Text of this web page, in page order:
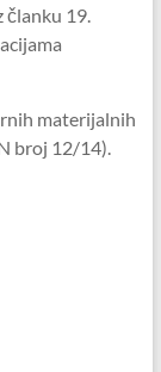
članku 19.
materijalnih
broj 12/14).